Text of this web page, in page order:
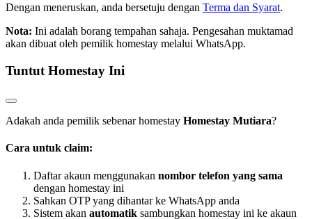
Dengan meneruskan, anda bersetuju dengan Terma dan Syarat.
Nota: Ini adalah borang tempahan sahaja. Pengesahan muktamad
akan dibuat oleh pemilik homestay melalui WhatsApp.
Tuntut Homestay Ini
Adakah anda pemilik sebenar homestay Homestay Mutiara?
Cara untuk claim:
Daftar akaun menggunakan nombor telefon yang sama
dengan homestay ini
Sahkan OTP yang dihantar ke WhatsApp anda
Sistem akan automatik sambungkan homestay ini ke akaun